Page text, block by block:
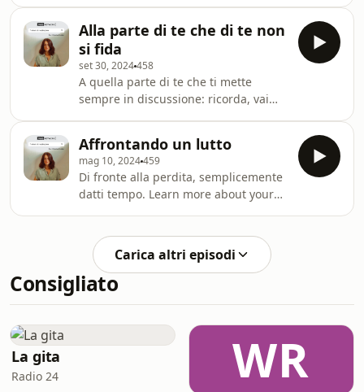
Alla parte di te che di te non
si fida
set 30, 2024458
A quella parte di te che ti mette
sempre in discussione: ricorda, vai
Mondadori. Learn more about your ad
choices. Visit
megaphone.fm/adchoices
Affrontando un lutto
mag 10, 2024459
Di fronte alla perdita, semplicemente
datti tempo. Learn more about your
Carica altri episodi
Consigliato
La gita
Radio 24 WR